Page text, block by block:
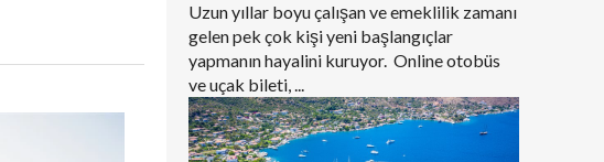
Uzun yıllar boyu çalışan ve emeklilik zamanı
gelen pek çok kişi yeni başlangıçlar
yapmanın hayalini kuruyor. Online otobüs
ve uçak bileti, ...